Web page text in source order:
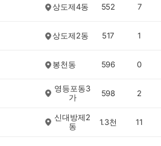
상도제4동 552 7
상도제2동 517 1
봉천동 596 0
영등포동3
가
598 2
신대방제2
동
1.3천 11